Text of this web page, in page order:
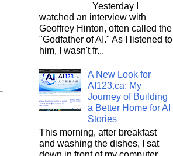
Yesterday I
watched an interview with
Geoffrey Hinton, often called the
"Godfather of AI." As I listened to
him, I wasn't fr...
A New Look for
AI123.ca: My
Journey of Building
a Better Home for AI
Stories
This morning, after breakfast
and washing the dishes, I sat